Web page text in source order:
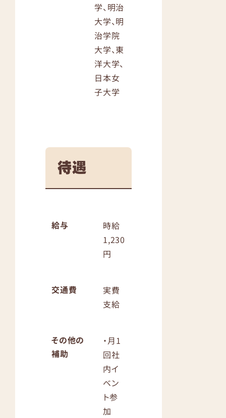
学、明治
大学、明
治学院
大学、東
洋大学、
日本女
子大学
待遇
給与
時給
1,230
円
交通費
実費
支給
その他の
補助
・月1
回社
内イ
ベン
ト参
加